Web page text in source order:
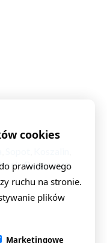
,Bydgoszcz,
cookies
prawidłowego
ruchu na stronie.
plików
Marketingowe